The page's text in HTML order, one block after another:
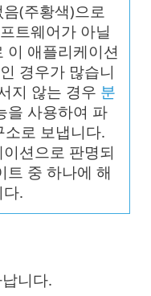
(주황색)으로
트웨어가 아닐
이 애플리케이션
경우가 많습니
지 않는 경우 분
을 사용하여 파
소로 보냅니다.
션으로 판명되
트 중 하나에 해
.
니다.